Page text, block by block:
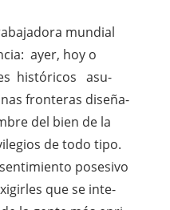
mundial
ayer, hoy o
históricos asu-
fronteras diseña-
del bien de la
de todo tipo.
posesivo
que se inte-